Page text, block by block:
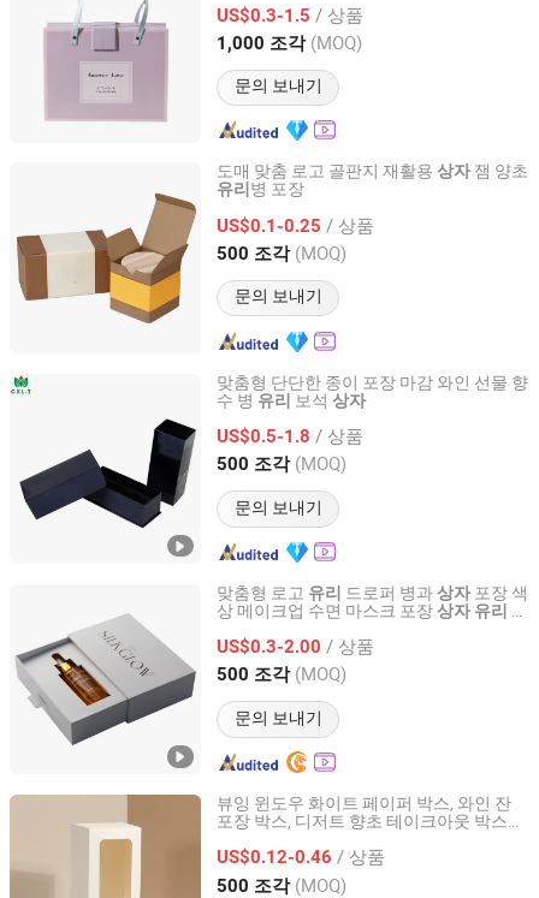
US$0.3-1.5 / 상품
1,000 조각 (MOQ)
문의 보내기
Guangdong, China 이후 2022
도매 맞춤 로고 골판지 재활용 상자 잼 양초
유리 병 포장
US$0.1-0.25 / 상품
500 조각 (MOQ)
문의 보내기
Ningbo Yuteng Packing Products Co., Ltd.
Zhejiang, China 이후 2026
맞춤형 단단한 종이 포장 마감 와인 선물 향
수 병 유리 보석 상자
US$0.5-1.8 / 상품
500 조각 (MOQ)
문의 보내기
Chansun Pack Printing Group Limited
Guangdong, China 이후 2025
맞춤형 로고 유리 드로퍼 병과상자 포장 색
상 메이크업 수면 마스크 포장상자 유리 병
US$0.3-2.00 / 상품
500 조각 (MOQ)
문의 보내기
Shenzhen Anhuixin Technology Co., Ltd.
Guangdong, China 이후 2025
뷰잉 윈도우 화이트 페이퍼 박스, 와인 잔
포장 박스, 디저트 향초 테이크아웃 박스에
다
US$0.12-0.46 / 상품
500 조각 (MOQ)
Nanning Fangda Printing Co., Ltd.
Guangxi, China 이후 2025